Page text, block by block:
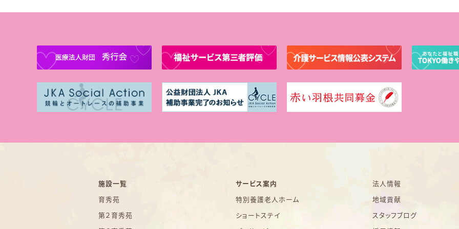
施設一覧
育秀苑
第２育秀苑
サービス案内
特別養護老人ホーム
ショートステイ
法人情報
地域貢献
スタッフブログ